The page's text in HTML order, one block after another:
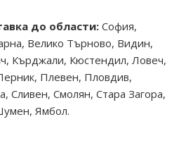
до области: София,
Велико Търново, Видин,
Кърджали, Кюстендил, Ловеч,
Плевен, Пловдив,
Сливен, Смолян, Стара Загора,
Ямбол.